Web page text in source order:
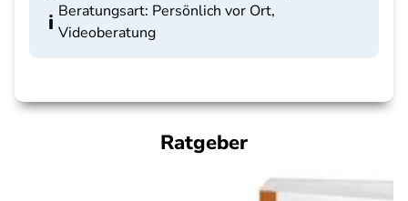
Beratungsart: Persönlich vor Ort,
Videoberatung
Ratgeber